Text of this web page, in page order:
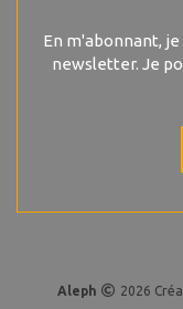
En m'abonnant,
newsletter. Je
Aleph 2026